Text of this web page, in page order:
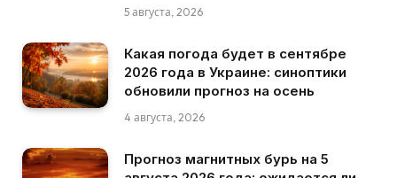
5 августа, 2026
Какая погода будет в сентябре
2026 года в Украине: синоптики
обновили прогноз на осень
4 августа, 2026
Прогноз магнитных бурь на 5